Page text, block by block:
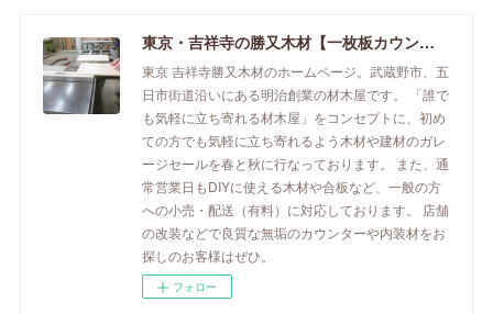
東京・吉祥寺の勝又木材【一枚板カウンター】
東京 吉祥寺勝又木材のホームページ。武蔵野市、五
日市街道沿いにある明治創業の材木屋です。 「誰で
も気軽に立ち寄れる材木屋」をコンセプトに、初め
ての方でも気軽に立ち寄れるよう木材や建材のガレ
ージセールを春と秋に行なっております。 また、通
常営業日もDIYに使える木材や合板など、一般の方
への小売・配送（有料）に対応しております。 店舗
の改装などで良質な無垢のカウンターや内装材をお
探しのお客様はぜひ。
フォロー